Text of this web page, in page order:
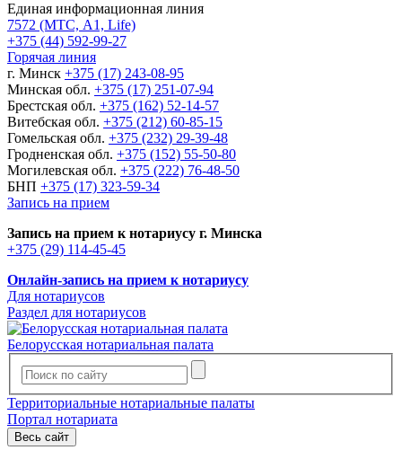
Единая информационная линия
7572 (МТС, A1, Life)
+375 (44) 592-99-27
Горячая линия
г. Минск +375 (17) 243-08-95
Минская обл. +375 (17) 251-07-94
Брестская обл. +375 (162) 52-14-57
Витебская обл. +375 (212) 60-85-15
Гомельская обл. +375 (232) 29-39-48
Гродненская обл. +375 (152) 55-50-80
Могилевская обл. +375 (222) 76-48-50
БНП +375 (17) 323-59-34
Запись на прием
Запись на прием к нотариусу г. Минска
+375 (29) 114-45-45
Онлайн-запись на прием к нотариусу
Для нотариусов
Раздел для нотариусов
Белорусская нотариальная палата
Территориальные нотариальные палаты
Портал нотариата
Весь сайт